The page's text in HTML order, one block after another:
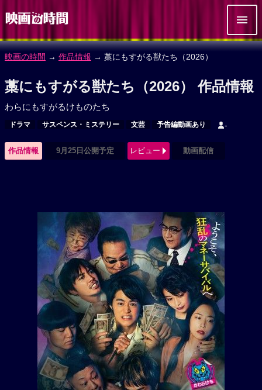
映画の時間 → 作品情報 → 藁にもすがる獣たち（2026）
藁にもすがる獣たち（2026） 作品情報
わらにもすがるけものたち
ドラマ サスペンス・ミステリー 文芸 予告編動画あり -
作品情報 9月25日公開予定 レビュー 動画配信